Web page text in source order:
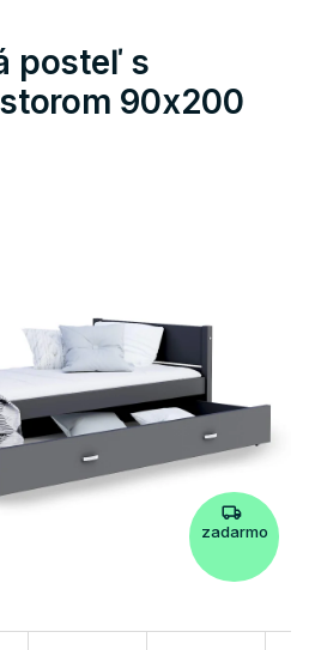
posteľ s
90x200
zadarmo